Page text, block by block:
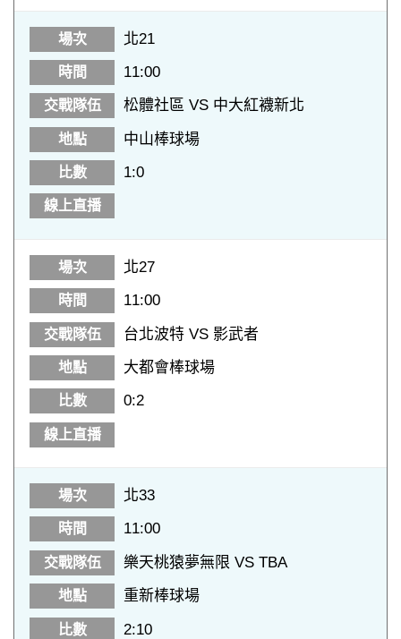
北21
11:00
松體社區 VS 中大紅襪新北
中山棒球場
1:0
北27
11:00
台北波特 VS 影武者
大都會棒球場
0:2
北33
11:00
樂天桃猿夢無限 VS TBA
重新棒球場
2:10